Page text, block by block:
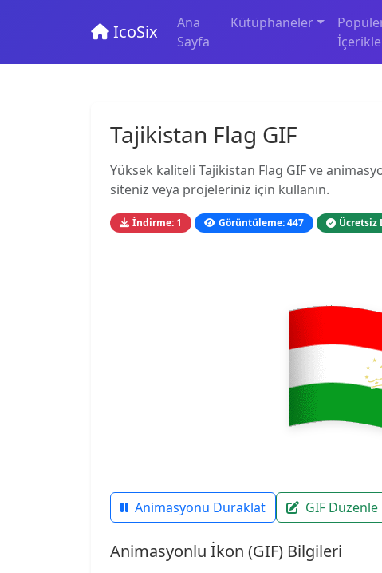
IcoSix
Ana
Sayfa
Kütüphaneler
Tajikistan Flag GIF
Yüksek kaliteli Tajikistan Flag GIF ve
siteniz veya projeleriniz için kullanın.
İndirme: 1 Görüntüleme: 447 Ücretsiz
Animasyonu Duraklat GIF Düzenle
Animasyonlu İkon (GIF) Bilgileri